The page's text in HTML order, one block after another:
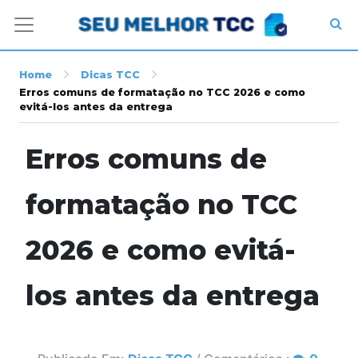
Home
Dicas TCC
Erros comuns de formatação no TCC 2026 e como
evitá-los antes da entrega
Erros comuns de
formatação no TCC
2026 e como evitá-
los antes da entrega